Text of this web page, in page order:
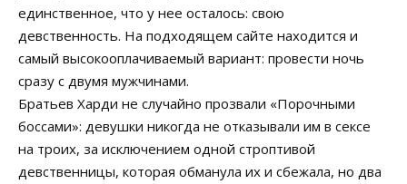
единственное, что у нее осталось: свою
девственность. На подходящем сайте находится и
самый высокооплачиваемый вариант: провести ночь
сразу с двумя мужчинами.
Братьев Харди не случайно прозвали «Порочными
боссами»: девушки никогда не отказывали им в сексе
на троих, за исключением одной строптивой
девственницы, которая обманула их и сбежала, но два